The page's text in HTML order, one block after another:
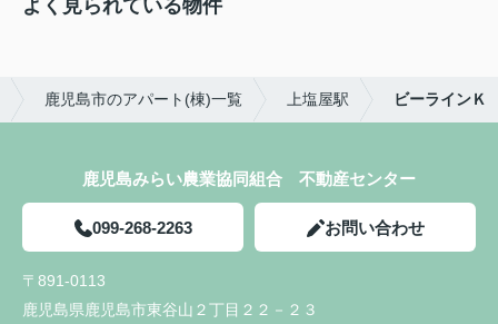
よく見られている物件
鹿児島市のアパート(棟)一覧 上塩屋駅 ビーラインＫ
鹿児島みらい農業協同組合 不動産センター
099-268-2263 お問い合わせ
〒891-0113
鹿児島県鹿児島市東谷山２丁目２２－２３